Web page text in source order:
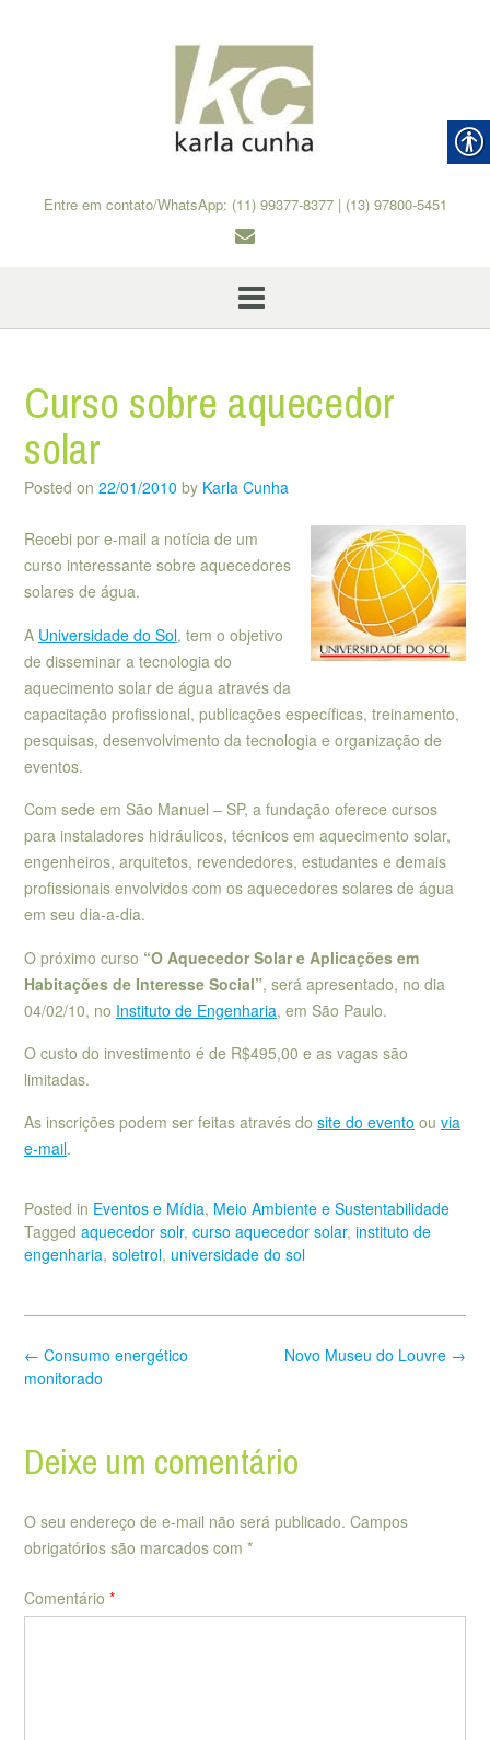
Entre em contato/WhatsApp: (11) 99377-8377 | (13) 97800-5451
Curso sobre aquecedor
solar
Posted on 22/01/2010 by Karla Cunha
Recebi por e-mail a notícia de um
curso interessante sobre aquecedores
solares de água.
A Universidade do Sol, tem o objetivo
de disseminar a tecnologia do
aquecimento solar de água através da
capacitação profissional, publicações específicas, treinamento,
pesquisas, desenvolvimento da tecnologia e organização de
eventos.
Com sede em São Manuel – SP, a fundação oferece cursos
para instaladores hidráulicos, técnicos em aquecimento solar,
engenheiros, arquitetos, revendedores, estudantes e demais
profissionais envolvidos com os aquecedores solares de água
em seu dia-a-dia.
O próximo curso “O Aquecedor Solar e Aplicações em
Habitações de Interesse Social”, será apresentado, no dia
04/02/10, no Instituto de Engenharia, em São Paulo.
O custo do investimento é de R$495,00 e as vagas são
limitadas.
As inscrições podem ser feitas através do site do evento ou via
e-mail.
Posted in Eventos e Mídia, Meio Ambiente e Sustentabilidade
Tagged aquecedor solr, curso aquecedor solar, instituto de
engenharia, soletrol, universidade do sol
Post
navigation
Novo Museu do Louvre →
← Consumo energético
monitorado
Deixe um comentário
O seu endereço de e-mail não será publicado. Campos
obrigatórios são marcados com *
Comentário *